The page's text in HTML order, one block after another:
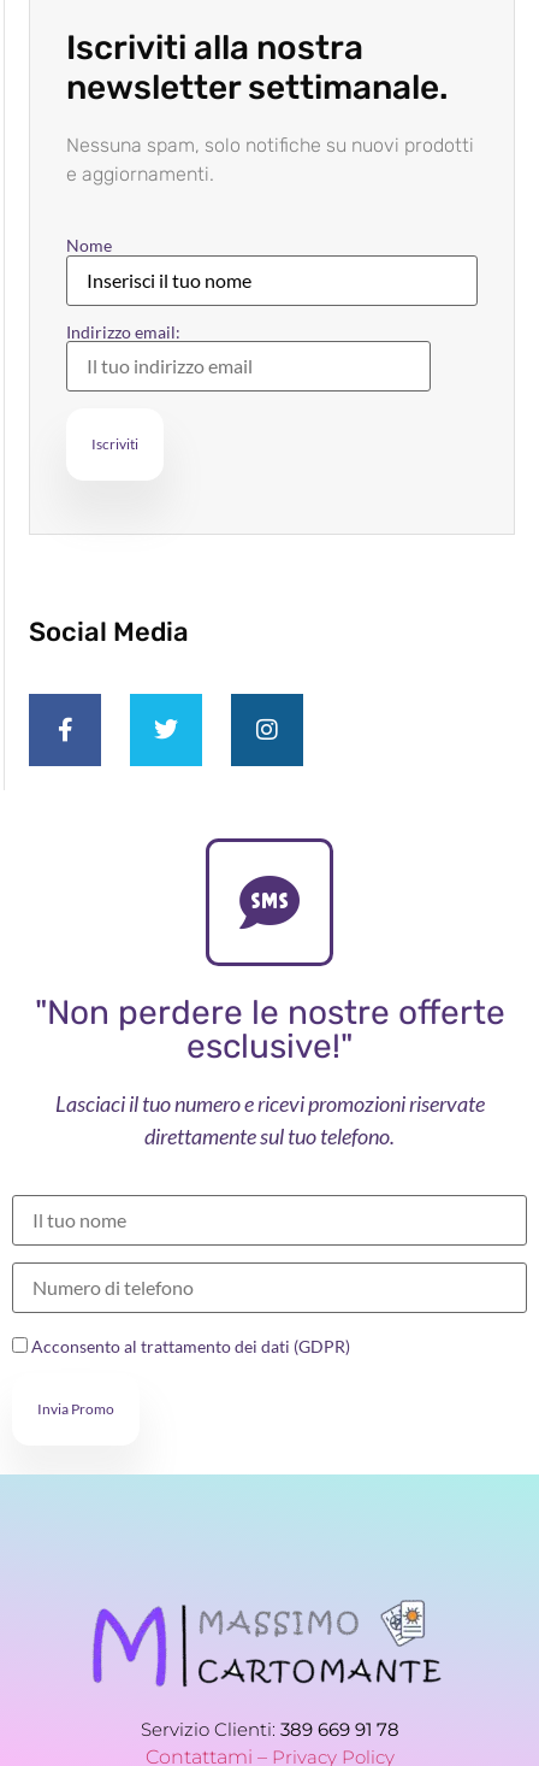
Iscriviti alla nostra
newsletter settimanale.
Nessuna spam, solo notifiche su nuovi prodotti
e aggiornamenti.
Nome
Indirizzo email:
Social Media
"Non perdere le nostre offerte
esclusive!"
Lasciaci il tuo numero e ricevi promozioni riservate
direttamente sul tuo telefono.
Acconsento al trattamento dei dati (GDPR)
Invia Promo
Servizio Clienti: 389 669 91 78
Contattami – Privacy Policy